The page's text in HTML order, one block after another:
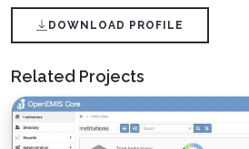
DOWNLOAD PROFILE
Related Projects